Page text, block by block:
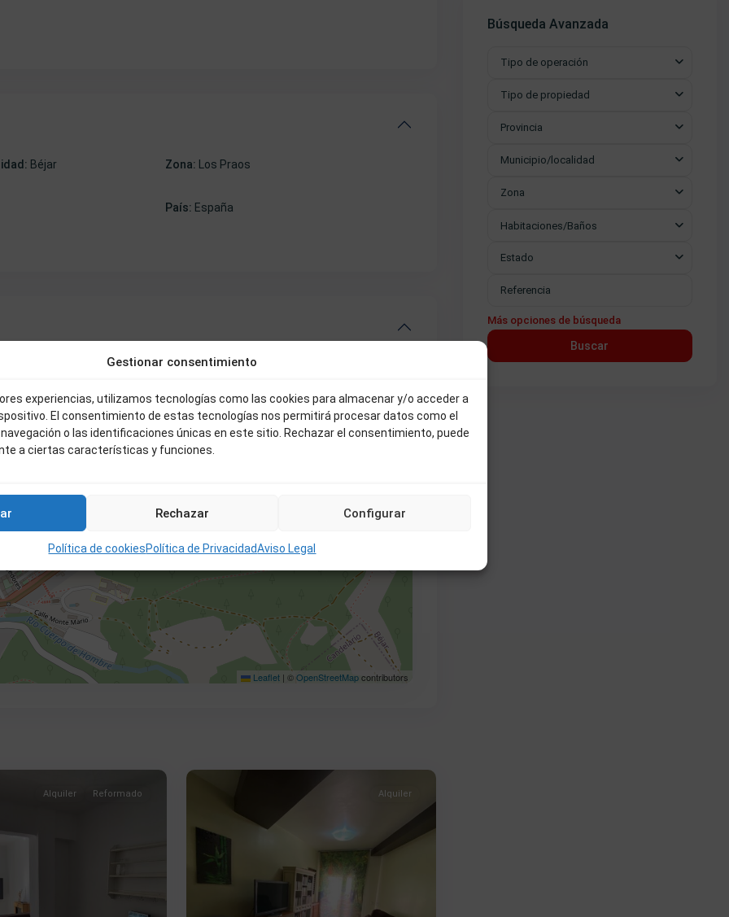
Gestionar consentimiento
experiencias, utilizamos tecnologías como las cookies para almacenar y/o acceder a
El consentimiento de estas tecnologías nos permitirá procesar datos como el
o las identificaciones únicas en este sitio. Rechazar el consentimiento, puede
a ciertas características y funciones.
Rechazar Configurar
Política de cookiesPolítica de PrivacidadAviso Legal
Béjar Zona: Los Praos
País: España
PISO REFORMADO EN RAMIRO
ARROY
Leaflet | ©OpenStreetMapcontributors
Alquiler Reformado Alquiler
Búsqueda Avanzada
Tipo de operación
Tipo de propiedad
Provincia
Municipio/localidad
Zona
Habitaciones/Baños
Estado
Más opciones de búsqueda
Buscar